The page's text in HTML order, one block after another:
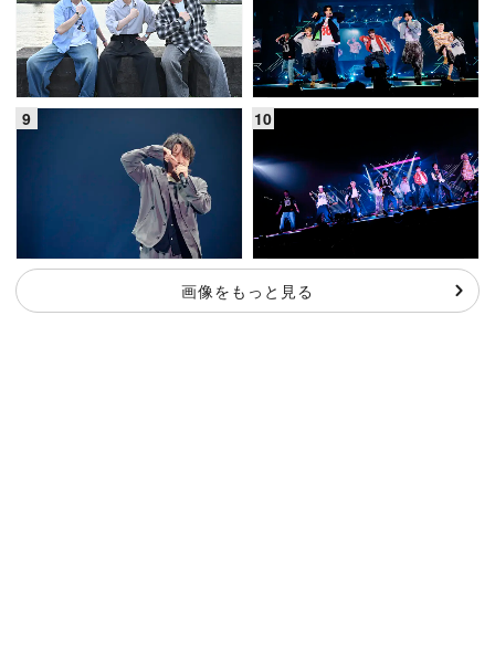
画像をもっと見る